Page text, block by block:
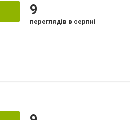
9
переглядів в серпні